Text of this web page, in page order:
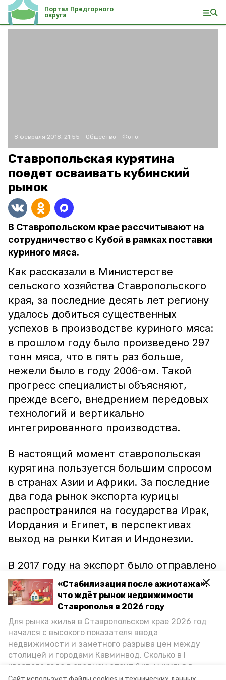
«Стабилизация после ажиотажа»:
что ждёт рынок недвижимости
Ставрополья в 2026 году
Для рынка жилья в Ставропольском крае 2026 год
начался с высокого показателя ввода
недвижимости и заметного разрыва цен между
столицей и городами Кавминвод. Сколько в I
квартале года в среднем стоит 1 кв. м жилья в
городах и округах региона, как изменился спрос на
Портал Предгорного
округа
8 февраля 2018, 21:55 Общество Фото:
Ставропольская курятина
поедет осваивать кубинский
рынок
В Ставропольском крае рассчитывают на
сотрудничество с Кубой в рамках поставки
куриного мяса.
Как рассказали в Министерстве
сельского хозяйства Ставропольского
края, за последние десять лет региону
удалось добиться существенных
успехов в производстве куриного мяса:
в прошлом году было произведено 297
тонн мяса, что в пять раз больше,
нежели было в году 2006-ом. Такой
прогресс специалисты объясняют,
прежде всего, внедрением передовых
технологий и вертикально
интегрированного производства.
В настоящий момент ставропольская
курятина пользуется большим спросом
в странах Азии и Африки. За последние
два года рынок экспорта курицы
распространился на государства Ирак,
Иордания и Египет, в перспективах
выход на рынки Китая и Индонезии.
В 2017 году на экспорт было отправлено
порядка пятидесяти тысяч тонн
ставропольской курятины, что
составляет тридцать процентов от
общего российского экспорта.
В текущем году мясо птицы из
Ставропольского края станет
доступным и в Кубке, заявили в